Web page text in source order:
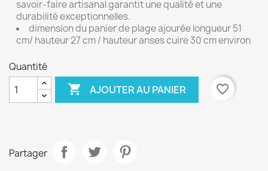
savoir-faire artisanal garantit une qualité et une
durabilité exceptionnelles.
dimension du panier de plage ajourée longueur 51
cm/ hauteur 27 cm / hauteur anses cuire 30 cm environ
Quantité
 AJOUTER AU PANIER favorite_border
Partager